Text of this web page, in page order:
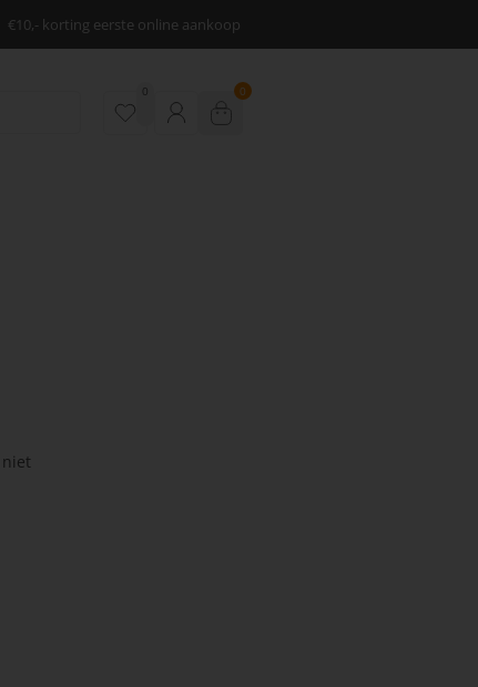
€10,- korting eerste online aankoop
0 0